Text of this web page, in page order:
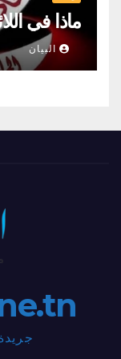
ماذا في
البيان